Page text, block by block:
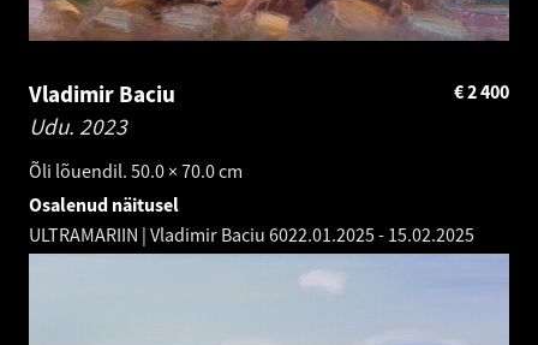
Vladimir Baciu
Udu. 2023
Õli lõuendil. 50.0 × 70.0 cm
2 400
€
Osalenud näitusel
ULTRAMARIIN | Vladimir Baciu 6022.01.2025- 15.02.2025